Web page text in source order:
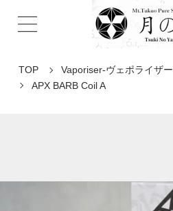
TOP Vaporiser-ヴェポライザー
APX BARB Coil A